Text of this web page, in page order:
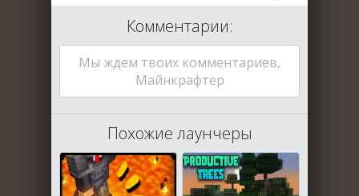
Комментарии:
Мы ждем твоих комментариев,
Майнкрафтер
Похожие лаунчеры